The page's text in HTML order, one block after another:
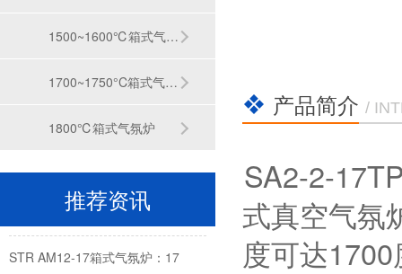
产品简介 /
SA2-2-
式真空气氛
度可达
1500~1600℃箱式气氛炉（MoSiO2 ）
1700~1750°C箱式气氛炉（MoSiO2 ）
1800℃箱式气氛炉
推荐资讯
STR M10-13人工智能箱式电
900立式红外加热管式炉：红